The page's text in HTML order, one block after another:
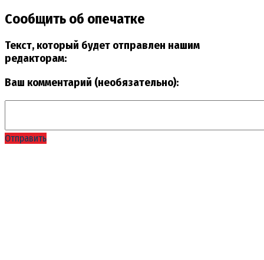
Сообщить об опечатке
Текст, который будет отправлен нашим
редакторам:
Ваш комментарий (необязательно):
Отправить